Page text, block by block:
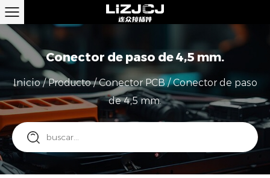
Conector de paso de 4,5 mm.
Inicio/Producto/Conector PCB/Conector de paso
de 4,5 mm.